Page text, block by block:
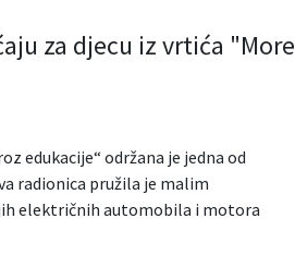
za djecu iz vrtića "More
edukacije“ održana je jedna od
radionica pružila je malim
električnih automobila i motora